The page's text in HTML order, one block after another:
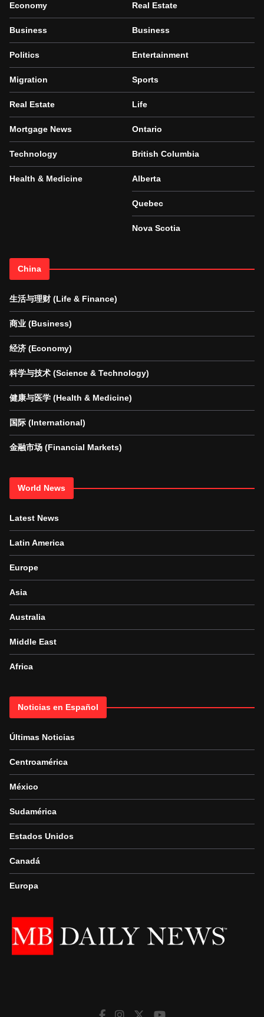
Economy
Business
Politics
Migration
Real Estate
Mortgage News
Technology
Health & Medicine
Real Estate
Business
Entertainment
Sports
Life
Ontario
British Columbia
Alberta
Quebec
Nova Scotia
China
生活与理财 (Life & Finance)
商业 (Business)
经济 (Economy)
科学与技术 (Science & Technology)
健康与医学 (Health & Medicine)
国际 (International)
金融市场 (Financial Markets)
World News
Latest News
Latin America
Europe
Asia
Australia
Middle East
Africa
Noticias en Español
Últimas Noticias
Centroamérica
México
Sudamérica
Estados Unidos
Canadá
Europa